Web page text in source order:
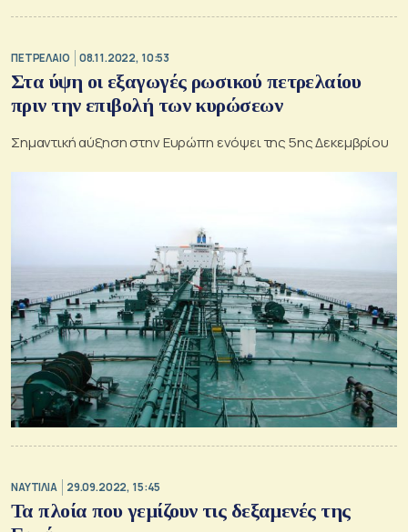
ΠΕΤΡΕΛΑΙΟ 08.11.2022, 10:53
Στα ύψη οι εξαγωγές ρωσικού πετρελαίου
πριν την επιβολή των κυρώσεων
Σημαντική αύξηση στην Ευρώπη ενόψει της 5ης Δεκεμβρίου
ΝΑΥΤΙΛΙΑ 29.09.2022, 15:45
Τα πλοία που γεμίζουν τις δεξαμενές της